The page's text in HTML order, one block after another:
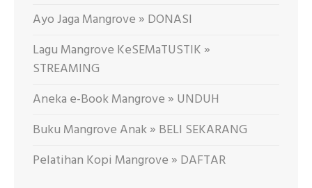
Ayo Jaga Mangrove » DONASI
Lagu Mangrove KeSEMaTUSTIK »
STREAMING
Aneka e-Book Mangrove » UNDUH
Buku Mangrove Anak » BELI SEKARANG
Pelatihan Kopi Mangrove » DAFTAR